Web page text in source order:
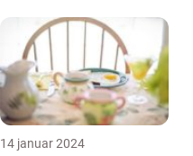
14 januar 2024